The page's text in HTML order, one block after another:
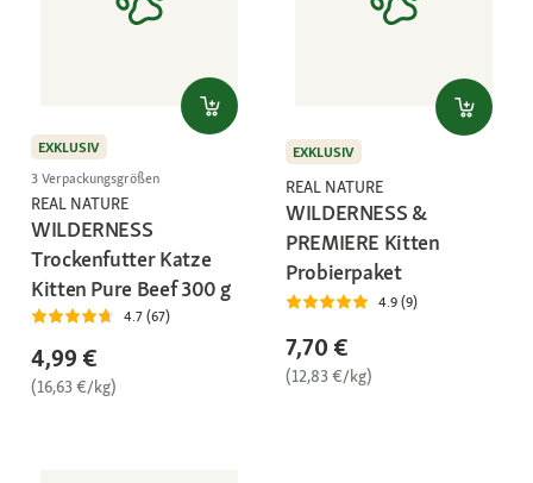
EXKLUSIV
3 Verpackungsgrößen
REAL NATURE
WILDERNESS
Trockenfutter Katze
Kitten Pure Beef 300 g
4.7 (67)
4,99 €
(16,63 €/kg)
EXKLUSIV
REAL NATURE
WILDERNESS &
PREMIERE Kitten
Probierpaket
4.9 (9)
7,70 €
(12,83 €/kg)